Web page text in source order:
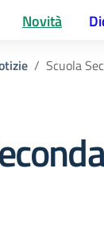
Novità
Scuola